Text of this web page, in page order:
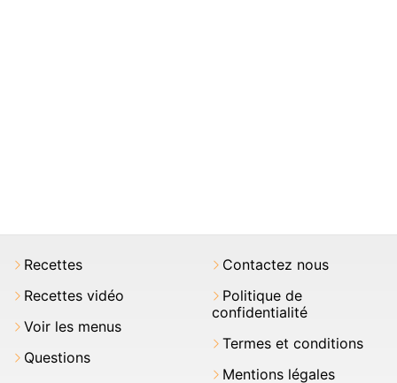
Recettes
Recettes vidéo
Voir les menus
Questions
Contactez nous
Politique de
confidentialité
Termes et conditions
Mentions légales